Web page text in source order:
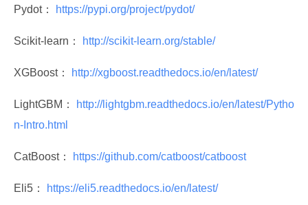
Pydot： https://pypi.org/project/pydot/
Scikit-learn： http://scikit-learn.org/stable/
XGBoost： http://xgboost.readthedocs.io/en/latest/
LightGBM：
http://lightgbm.readthedocs.io/en/latest/Pytho
n-Intro.html
CatBoost： https://github.com/catboost/catboost
Eli5： https://eli5.readthedocs.io/en/latest/